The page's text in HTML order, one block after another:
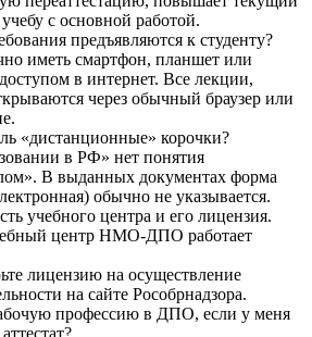
с основной работой.
предъявляются к студенту?
иметь смартфон, планшет или
в интернет. Все лекции,
через обычный браузер или
«дистанционные» корочки?
в РФ» нет понятия
В выданных документах форма
обычно не указывается.
учебного центра и его лицензия.
центр НМО-ДПО работает
лицензию на осуществление
на сайте Рособрнадзора.
профессию в ДПО, если у меня